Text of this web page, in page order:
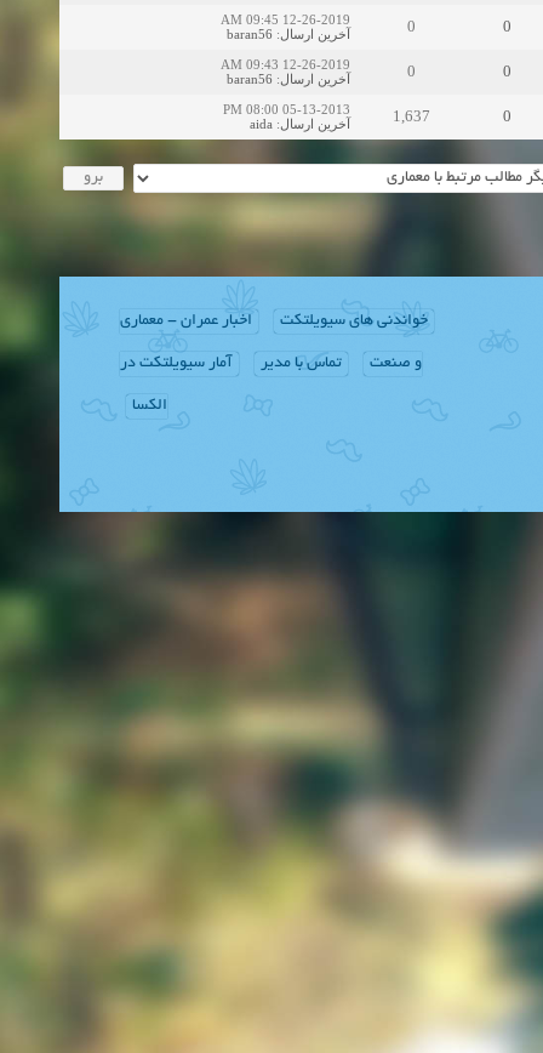
0
0
12-26-2019 09:45 AM
آخرین ارسال:
baran56
0
0
12-26-2019 09:43 AM
آخرین ارسال:
baran56
0
1,637
05-13-2013 08:00 PM
آخرین ارسال:
aida
خواندنی های سیویلتکت اخبار عمران - معماری
و صنعت تماس با مدیر آمار سیویلتکت در
الکسا